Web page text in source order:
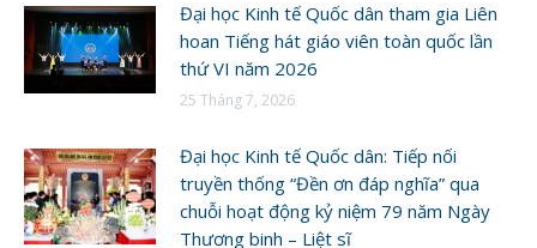
Đại học Kinh tế Quốc dân tham gia Liên
hoan Tiếng hát giáo viên toàn quốc lần
thứ VI năm 2026
25 Tháng 7, 2026
Đại học Kinh tế Quốc dân: Tiếp nối
truyền thống “Đền ơn đáp nghĩa” qua
chuỗi hoạt động kỷ niệm 79 năm Ngày
Thương binh – Liệt sĩ